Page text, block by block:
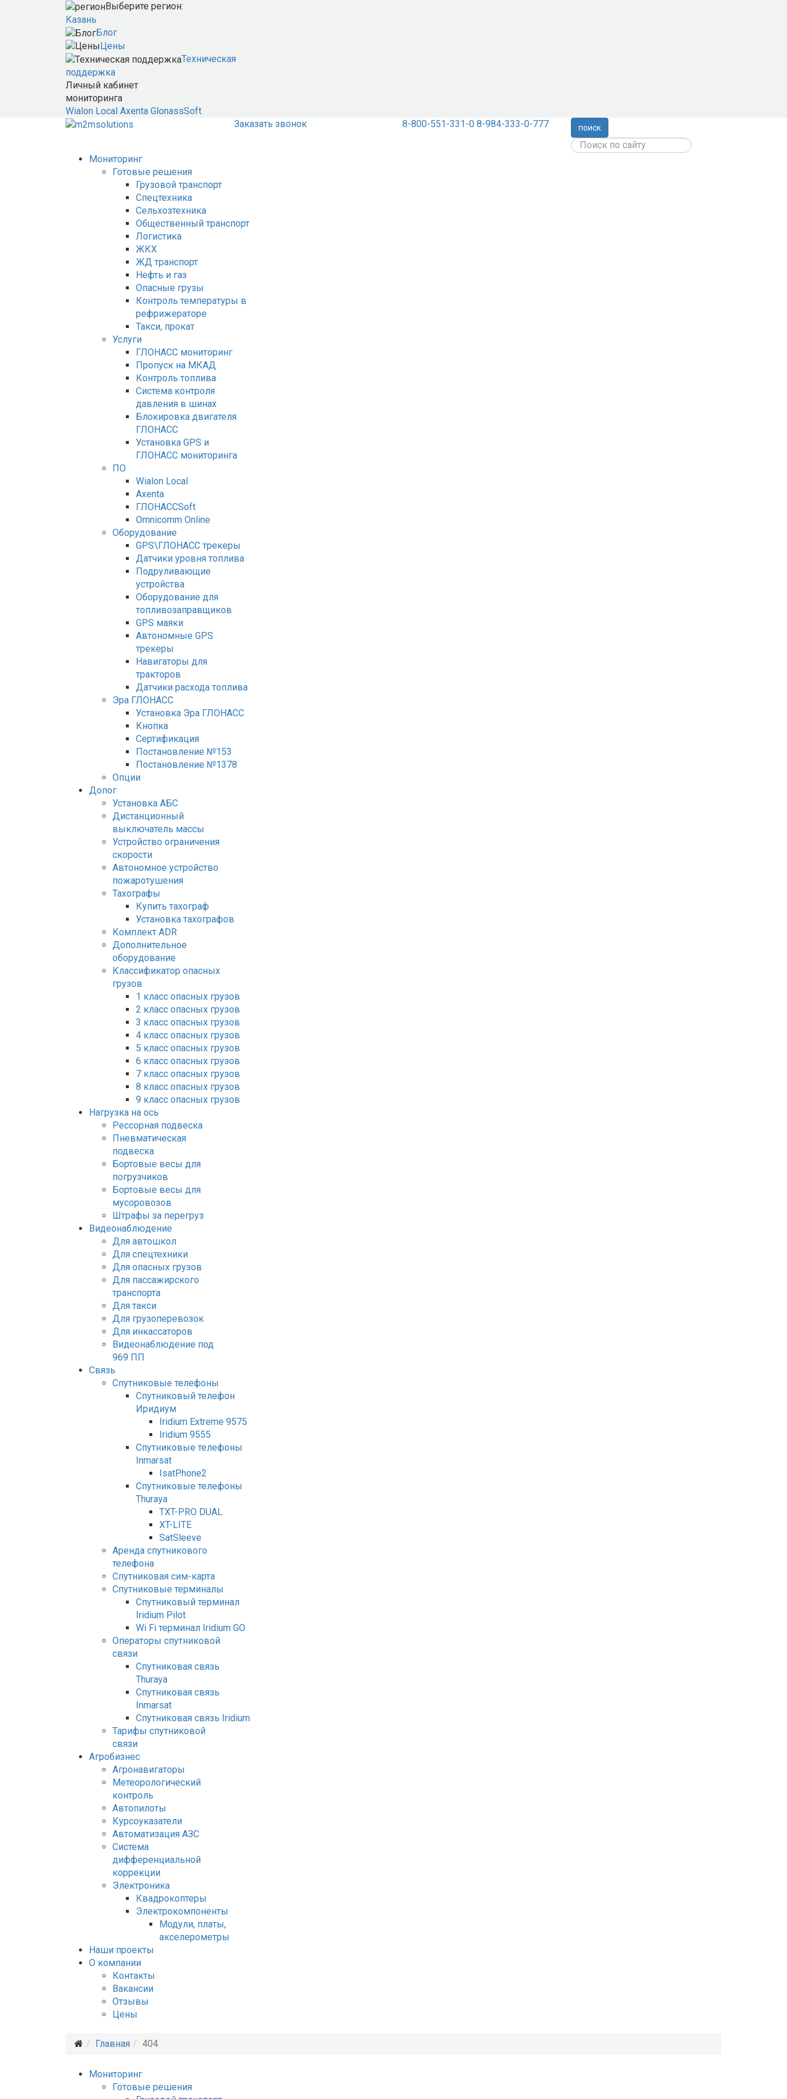
Выберите регион:
Казань
Блог
Цены
Техническая
поддержка
Личный кабинет
мониторинга
Wialon Local Axenta GlonassSoft
Заказать звонок
8-800-551-331-0 8-984-333-0-777 поиск
Мониторинг
Готовые решения
Грузовой транспорт
Спецтехника
Сельхозтехника
Общественный транспорт
Логистика
ЖКХ
ЖД транспорт
Нефть и газ
Опасные грузы
Контроль температуры в
рефрижераторе
Такси, прокат
Услуги
ГЛОНАСС мониторинг
Пропуск на МКАД
Контроль топлива
Система контроля
давления в шинах
Блокировка двигателя
ГЛОНАСС
Установка GPS и
ГЛОНАСС мониторинга
ПО
Wialon Local
Axenta
ГЛОНАССSoft
Оmnicomm Оnline
Оборудование
GPS\ГЛОНАСС трекеры
Датчики уровня топлива
Подруливающие
устройства
Оборудование для
топливозаправщиков
GPS маяки
Автономные GPS
трекеры
Навигаторы для
тракторов
Датчики расхода топлива
Эра ГЛОНАСС
Установка Эра ГЛОНАСС
Кнопка
Сертификация
Постановление №153
Постановление №1378
Опции
Допог
Установка АБС
Дистанционный
выключатель массы
Устройство ограничения
скорости
Автономное устройство
пожаротушения
Тахографы
Купить тахограф
Установка тахографов
Комплект ADR
Дополнительное
оборудование
Классификатор опасных
грузов
1 класс опасных грузов
2 класс опасных грузов
3 класс опасных грузов
4 класс опасных грузов
5 класс опасных грузов
6 класс опасных грузов
7 класс опасных грузов
8 класс опасных грузов
9 класс опасных грузов
Нагрузка на ось
Рессорная подвеска
Пневматическая
подвеска
Бортовые весы для
погрузчиков
Бортовые весы для
мусоровозов
Штрафы за перегруз
Видеонаблюдение
Для автошкол
Для спецтехники
Для опасных грузов
Для пассажирского
транспорта
Для такси
Для грузоперевозок
Для инкассаторов
Видеонаблюдение под
969 ПП
Связь
Спутниковые телефоны
Спутниковый телефон
Иридиум
Iridium Extreme 9575
Iridium 9555
Спутниковые телефоны
Inmarsat
IsatPhone2
Спутниковые телефоны
Thuraya
TXT-PRO DUAL
XT-LITE
SatSleeve
Аренда спутникового
телефона
Спутниковая сим-карта
Спутниковые терминалы
Спутниковый терминал
Iridium Pilot
Wi Fi терминал Iridium GO
Операторы спутниковой
связи
Спутниковая связь
Thuraya
Спутниковая связь
Inmarsat
Спутниковая связь Iridium
Тарифы спутниковой
связи
Агробизнес
Агронавигаторы
Метеорологический
контроль
Автопилоты
Курсоуказатели
Автоматизация АЗС
Система
дифференциальной
коррекции
Электроника
Квадрокоптеры
Электрокомпоненты
Модули, платы,
акселерометры
Наши проекты
О компании
Контакты
Вакансии
Отзывы
Цены
Главная 404
Мониторинг
Готовые решения